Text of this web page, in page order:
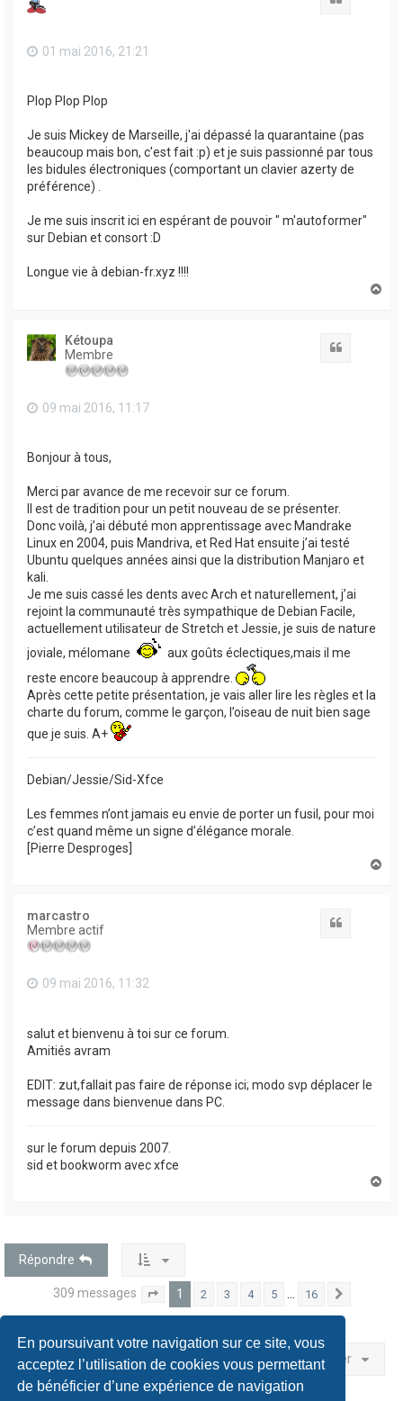
En poursuivant votre navigation sur ce site, vous
acceptez l’utilisation de cookies vous permettant
de bénéficier d’une expérience de navigation
01 mai 2016, 21:21
Plop Plop Plop
Je suis Mickey de Marseille, j'ai dépassé la quarantaine (pas
beaucoup mais bon, c'est fait :p) et je suis passionné par tous
les bidules électroniques (comportant un clavier azerty de
préférence) .
Je me suis inscrit ici en espérant de pouvoir " m'autoformer"
sur Debian et consort :D
Longue vie à debian-fr.xyz !!!!
Kétoupa
Membre
09 mai 2016, 11:17
Bonjour à tous,
Merci par avance de me recevoir sur ce forum.
Il est de tradition pour un petit nouveau de se présenter.
Donc voilà, j’ai débuté mon apprentissage avec Mandrake
Linux en 2004, puis Mandriva, et Red Hat ensuite j’ai testé
Ubuntu quelques années ainsi que la distribution Manjaro et
kali.
Je me suis cassé les dents avec Arch et naturellement, j’ai
rejoint la communauté très sympathique de Debian Facile,
actuellement utilisateur de Stretch et Jessie, je suis de nature
joviale, mélomane
aux goûts éclectiques,mais il me
reste encore beaucoup à apprendre.
Après cette petite présentation, je vais aller lire les règles et la
charte du forum, comme le garçon, l’oiseau de nuit bien sage
que je suis. A+
Debian/Jessie/Sid-Xfce
Les femmes n’ont jamais eu envie de porter un fusil, pour moi
c’est quand même un signe d’élégance morale.
[Pierre Desproges]
marcastro
Membre actif
09 mai 2016, 11:32
salut et bienvenu à toi sur ce forum.
Amitiés avram
EDIT: zut,fallait pas faire de réponse ici; modo svp déplacer le
message dans bienvenue dans PC.
sur le forum depuis 2007.
sid et bookworm avec xfce
Répondre
309 messages Page sur 16
1 2 3 4 5 16
Aller